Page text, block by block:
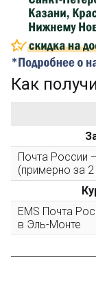
...на
Золотая
3000 рублей,
повторные
Скидка за
(фото
Как
Почта России
(примерно за
EMS Почта
в Эль-Монте